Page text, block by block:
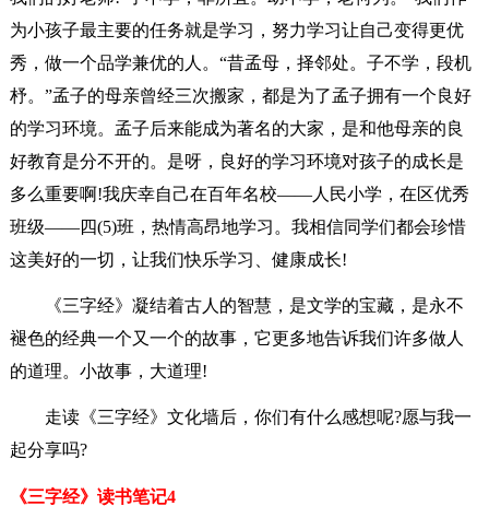
为小孩子最主要的任务就是学习，努力学习让自己变得更优
秀，做一个品学兼优的人。“昔孟母，择邻处。子不学，段机
杼。”孟子的母亲曾经三次搬家，都是为了孟子拥有一个良好
的学习环境。孟子后来能成为著名的大家，是和他母亲的良
好教育是分不开的。是呀，良好的学习环境对孩子的成长是
多么重要啊!我庆幸自己在百年名校——人民小学，在区优秀
班级——四(5)班，热情高昂地学习。我相信同学们都会珍惜
这美好的一切，让我们快乐学习、健康成长!
《三字经》凝结着古人的智慧，是文学的宝藏，是永不
褪色的经典一个又一个的故事，它更多地告诉我们许多做人
的道理。小故事，大道理!
走读《三字经》文化墙后，你们有什么感想呢?愿与我一
起分享吗?
《三字经》读书笔记4